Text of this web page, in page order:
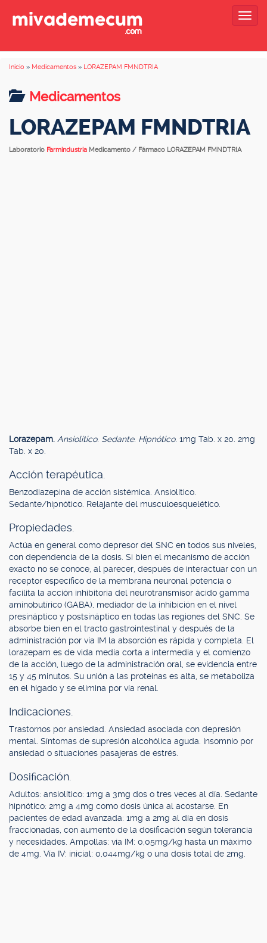
Inicio » Medicamentos » LORAZEPAM FMNDTRIA
Medicamentos
LORAZEPAM FMNDTRIA
Laboratorio Farmindustria Medicamento / Fármaco LORAZEPAM FMNDTRIA
Lorazepam. Ansiolítico. Sedante. Hipnótico. 1mg Tab. x 20. 2mg
Tab. x 20.
Acción terapéutica.
Benzodiazepina de acción sistémica. Ansiolítico.
Sedante/hipnótico. Relajante del musculoesquelético.
Propiedades.
Actúa en general como depresor del SNC en todos sus niveles,
con dependencia de la dosis. Si bien el mecanismo de acción
exacto no se conoce, al parecer, después de interactuar con un
receptor específico de la membrana neuronal potencia o
facilita la acción inhibitoria del neurotransmisor ácido gamma
aminobutírico (GABA), mediador de la inhibición en el nivel
presináptico y postsináptico en todas las regiones del SNC. Se
absorbe bien en el tracto gastrointestinal y después de la
administración por vía IM la absorción es rápida y completa. El
lorazepam es de vida media corta a intermedia y el comienzo
de la acción, luego de la administración oral, se evidencia entre
15 y 45 minutos. Su unión a las proteínas es alta, se metaboliza
en el hígado y se elimina por vía renal.
Indicaciones.
Trastornos por ansiedad. Ansiedad asociada con depresión
mental. Síntomas de supresión alcohólica aguda. Insomnio por
ansiedad o situaciones pasajeras de estrés.
Dosificación.
Adultos: ansiolítico: 1mg a 3mg dos o tres veces al día. Sedante
hipnótico: 2mg a 4mg como dosis única al acostarse. En
pacientes de edad avanzada: 1mg a 2mg al día en dosis
fraccionadas, con aumento de la dosificación según tolerancia
y necesidades. Ampollas: vía IM: 0,05mg/kg hasta un máximo
de 4mg. Vía IV: inicial: 0,044mg/kg o una dosis total de 2mg.